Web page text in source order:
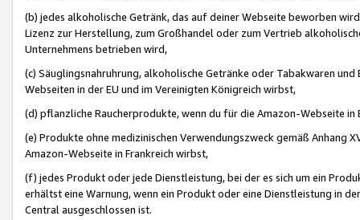
(b) jedes alkoholische Getränk, das auf deiner Webseite beworben
Lizenz zur Herstellung, zum Großhandel oder zum Vertrieb
Unternehmens betrieben wird,
(c) Säuglingsnahruhrung, alkoholische Getränke oder Tabakwaren
Webseiten in der EU und im Vereinigten Königreich wirbst,
(d) pflanzliche Raucherprodukte, wenn du für die Amazon-Webseite in
(e) Produkte ohne medizinischen Verwendungszweck gemäß Anhang
Amazon-Webseite in Frankreich wirbst,
(f) jedes Produkt oder jede Dienstleistung, bei der es sich um ein
erhältst eine Warnung, wenn ein Produkt oder eine Dienstleistung in
Central ausgeschlossen ist.